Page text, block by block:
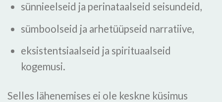
sünnieelseid ja perinataalseid seisundeid,
sümboolseid ja arhetüüpseid narratiive,
eksistentsiaalseid ja spirituaalseid
kogemusi.
Selles lähenemises ei ole keskne küsimus